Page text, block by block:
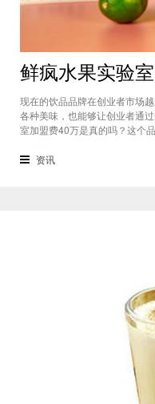
现在的饮品品牌在创业者市场
各种美味，也能够让创业者通
室加盟费40万是真的吗？这个
比较好的印象，比较低廉的鲜
资讯